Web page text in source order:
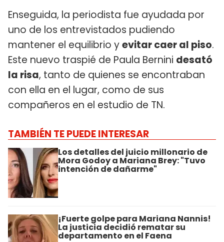
Enseguida, la periodista fue ayudada por
uno de los entrevistados pudiendo
mantener el equilibrio yevitar caer al piso.
Este nuevo traspié de Paula Bernini desató
la risa, tanto de quienes se encontraban
con ella en el lugar, como de sus
compañeros en el estudio de TN.
TAMBIÉN TE PUEDE INTERESAR
Los detalles del juicio millonario de
Mora Godoy a Mariana Brey: "Tuvo
intención de dañarme"
¡Fuerte golpe para Mariana Nannis!
La justicia decidió rematar su
departamento en el Faena